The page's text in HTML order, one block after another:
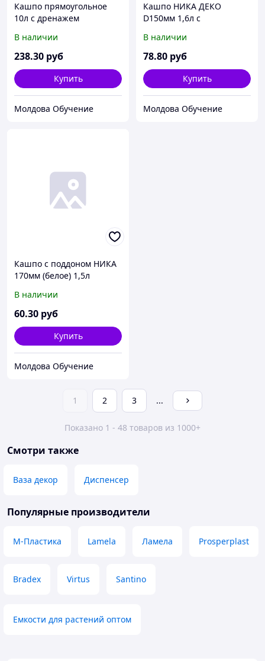
Кашпо прямоугольное
10л с дренажем
В наличии
238.30 руб
Купить
Молдова Обучение
Кашпо НИКА ДЕКО
D150мм 1,6л с
В наличии
78.80 руб
Купить
Молдова Обучение
Кашпо с поддоном НИКА
170мм (белое) 1,5л
В наличии
60.30 руб
Купить
Молдова Обучение
1 2 3 ...
Показано 1 - 48 товаров из 1000+
Смотри также
Ваза декор Диспенсер
Популярные производители
М-Пластика Lamela Ламела Prosperplast
Bradex Virtus Santino
Емкости для растений оптом